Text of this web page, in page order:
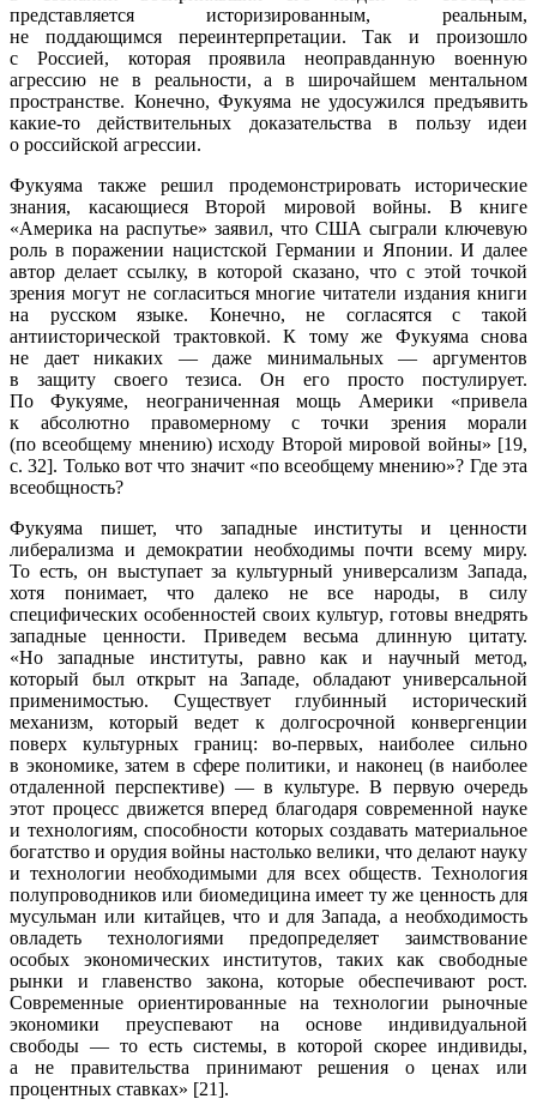
представляется историзированным, реальным,
не поддающимся переинтерпретации. Так и произошло
с Россией, которая проявила неоправданную военную
агрессию не в реальности, а в широчайшем ментальном
пространстве. Конечно, Фукуяма не удосужился предъявить
какие-то действительных доказательства в пользу идеи
о российской агрессии.
Фукуяма также решил продемонстрировать исторические
знания, касающиеся Второй мировой войны. В книге
«Америка на распутье» заявил, что США сыграли ключевую
роль в поражении нацистской Германии и Японии. И далее
автор делает ссылку, в которой сказано, что с этой точкой
зрения могут не согласиться многие читатели издания книги
на русском языке. Конечно, не согласятся с такой
антиисторической трактовкой. К тому же Фукуяма снова
не дает никаких — даже минимальных — аргументов
в защиту своего тезиса. Он его просто постулирует.
По Фукуяме, неограниченная мощь Америки «привела
к абсолютно правомерному с точки зрения морали
(по всеобщему мнению) исходу Второй мировой войны» [19,
с. 32]. Только вот что значит «по всеобщему мнению»? Где эта
всеобщность?
Фукуяма пишет, что западные институты и ценности
либерализма и демократии необходимы почти всему миру.
То есть, он выступает за культурный универсализм Запада,
хотя понимает, что далеко не все народы, в силу
специфических особенностей своих культур, готовы внедрять
западные ценности. Приведем весьма длинную цитату.
«Но западные институты, равно как и научный метод,
который был открыт на Западе, обладают универсальной
применимостью. Существует глубинный исторический
механизм, который ведет к долгосрочной конвергенции
поверх культурных границ: во-первых, наиболее сильно
в экономике, затем в сфере политики, и наконец (в наиболее
отдаленной перспективе) — в культуре. В первую очередь
этот процесс движется вперед благодаря современной науке
и технологиям, способности которых создавать материальное
богатство и орудия войны настолько велики, что делают науку
и технологии необходимыми для всех обществ. Технология
полупроводников или биомедицина имеет ту же ценность для
мусульман или китайцев, что и для Запада, а необходимость
овладеть технологиями предопределяет заимствование
особых экономических институтов, таких как свободные
рынки и главенство закона, которые обеспечивают рост.
Современные ориентированные на технологии рыночные
экономики преуспевают на основе индивидуальной
свободы — то есть системы, в которой скорее индивиды,
а не правительства принимают решения о ценах или
процентных ставках» [21].